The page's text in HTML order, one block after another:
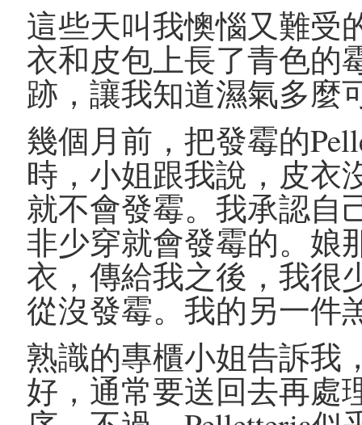
這些天叫我懊惱又難受
衣和皮包上長了青色的
跡，讓我知道濕氣多麼
幾個月前，把發霉的
時，小姐跟我說，皮衣
就不會發霉。我承認自
非少穿就會發霉的。娘
衣，傳給我之後，我很
從沒發霉。我的另一件
熟識的專櫃小姐告訴我
好，通常要送回去再處